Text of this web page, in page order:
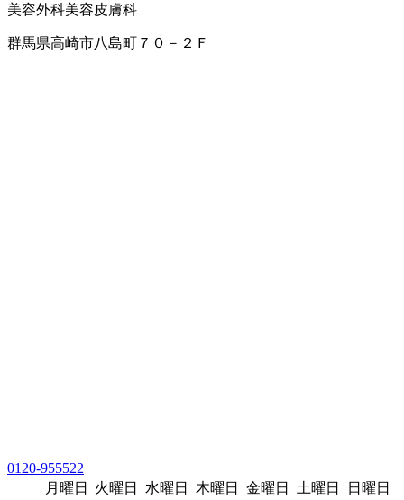
美容外科美容皮膚科
群馬県高崎市八島町７０－２Ｆ
0120-955522
月曜日
火曜日 水曜日 木曜日 金曜日 土曜日
日曜日